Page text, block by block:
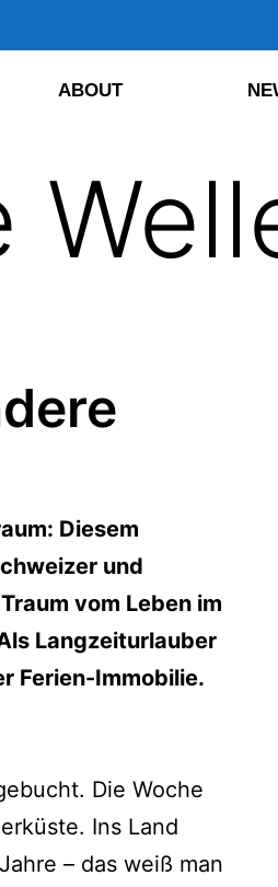
ABOUT
Diesem
und
vom Leben im
Langzeiturlauber
Ferien-Immobilie.
Die Woche
Ins Land
– das weiß man